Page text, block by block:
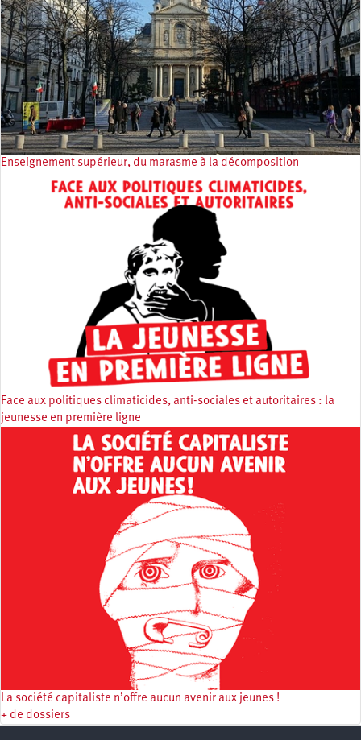
Enseignement supérieur, du marasme à la décomposition
Face aux politiques climaticides, anti-sociales et autoritaires : la
jeunesse en première ligne
La société capitaliste n’offre aucun avenir aux jeunes !
+ de dossiers